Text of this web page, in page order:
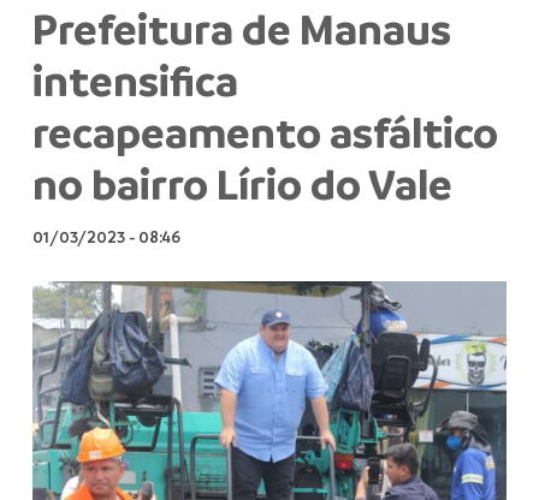
Prefeitura de Manaus
intensifica
recapeamento asfáltico
no bairro Lírio do Vale
01/03/2023- 08:46